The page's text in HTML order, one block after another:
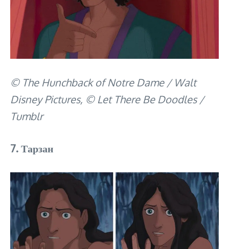
© The Hunchback of Notre Dame / Walt
Disney Pictures, © Let There Be Doodles /
Tumblr
7. Тарзан